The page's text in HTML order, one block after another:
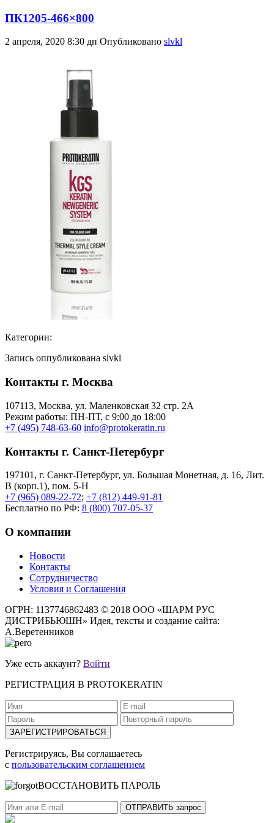
ПК1205-466×800
2 апреля, 2020 8:30 дп Опубликовано slvkl
Категории:
Запись оппубликована slvkl
Контакты г. Москва
107113, Moсква, ул. Маленковская 32 стр. 2А
Режим работы: ПН-ПТ, с 9:00 до 18:00
+7 (495) 748-63-60 info@protokeratin.ru
Контакты г. Санкт-Петербург
197101, г. Санкт-Петербург, ул. Большая Монетная, д. 16, Лит.
В (корп.1), пом. 5-Н
+7 (965) 089-22-72; +7 (812) 449-91-81
Бесплатно по РФ: 8 (800) 707-05-37
О компании
Новости
Контакты
Сотрудничество
Условия и Соглашения
ОГРН: 1137746862483 © 2018 ООО «ШАРМ РУС
ДИСТРИБЬЮШН» Идея, тексты и создание сайта:
А.Веретенников
Уже есть аккаунт? Войти
РЕГИСТРАЦИЯ В PROTOKERATIN
Регистрируясь, Вы соглашаетесь
с пользовательским соглашением
ВОССТАНОВИТЬ ПАРОЛЬ